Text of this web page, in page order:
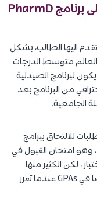
المرحلة الثانية ، كيفية الحصول على برنامج PharmD
اليها الطالب، بشكل
متوسط الدرجات
لبرنامج الصيدلية
من البرنامج بعد
الجامعية.
للالتحاق ببرامج
مهنية مدتها 4 سنوات أن يأخذوا اختبار PCAT ، وهو امتحان القبول في
، لكن الكثير منها
يفعل ذلك. كما تنظر برامج دكتور الصيدلة أيضا في GPAs عندما تقرر